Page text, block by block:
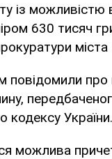
із можливістю
630 тисяч
міста
повідомили про
кодексу України.
можлива